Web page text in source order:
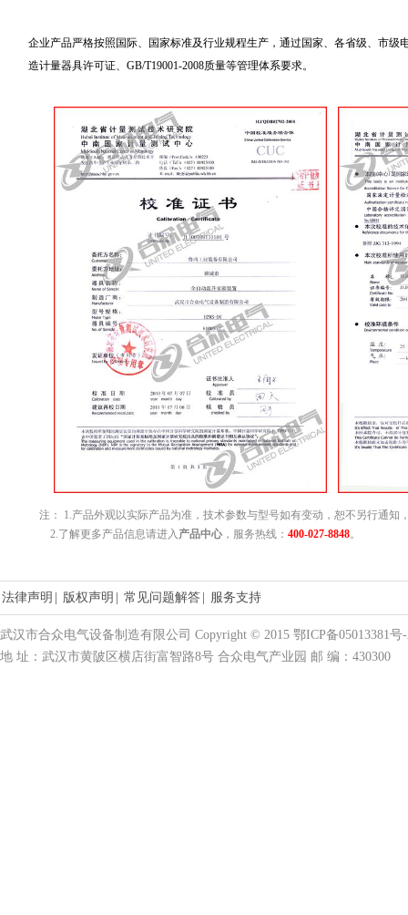
企业产品严格按照国际、国家标准及行业规程生产，通过国家、各省级、市
造计量器具许可证、GB/T19001-2008质量等管理体系要求。
注： 1.产品外观以实际产品为准，技术参数与型号如有变动，恕不另行通知
2.了解更多产品信息请进入 产品中心 ，服务热线： 400-027-8848。
法律声明 版权声明 常见问题解答 服务支持
武汉市合众电气设备制造有限公司 Copyright © 2015 鄂ICP备05013381号
地 址：武汉市黄陂区横店街富智路8号 合众电气产业园 邮 编：430300